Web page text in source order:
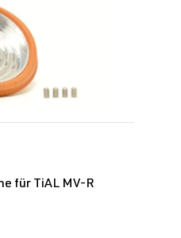
von 0 von 5 Sternen
für TiAL MV-R